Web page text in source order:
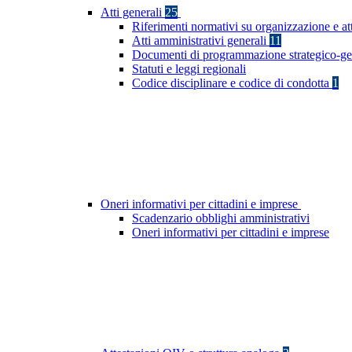
Atti generali 25
Riferimenti normativi su organizzazione e
Atti amministrativi generali 11
Documenti di programmazione strategico-
Statuti e leggi regionali
Codice disciplinare e codice di condotta 1
Oneri informativi per cittadini e imprese
Scadenzario obblighi amministrativi
Oneri informativi per cittadini e imprese